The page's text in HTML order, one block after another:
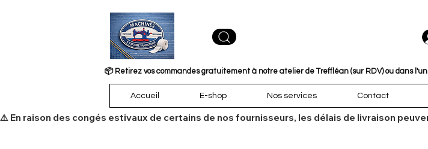
📦 Retirez vos commandes gratuitement à notre atelier de Treffléan (sur RDV) ou dans
Accueil E-shop Nos services Contact
​⚠️ En raison des congés estivaux de certains de nos fournisseurs, les délais de livraison